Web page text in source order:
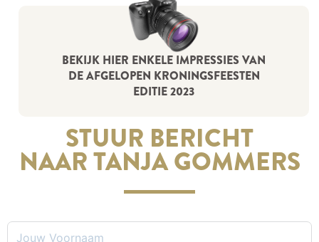
BEKIJK HIER ENKELE IMPRESSIES VAN
DE AFGELOPEN KRONINGSFEESTEN
EDITIE 2023
STUUR BERICHT
NAAR TANJA GOMMERS